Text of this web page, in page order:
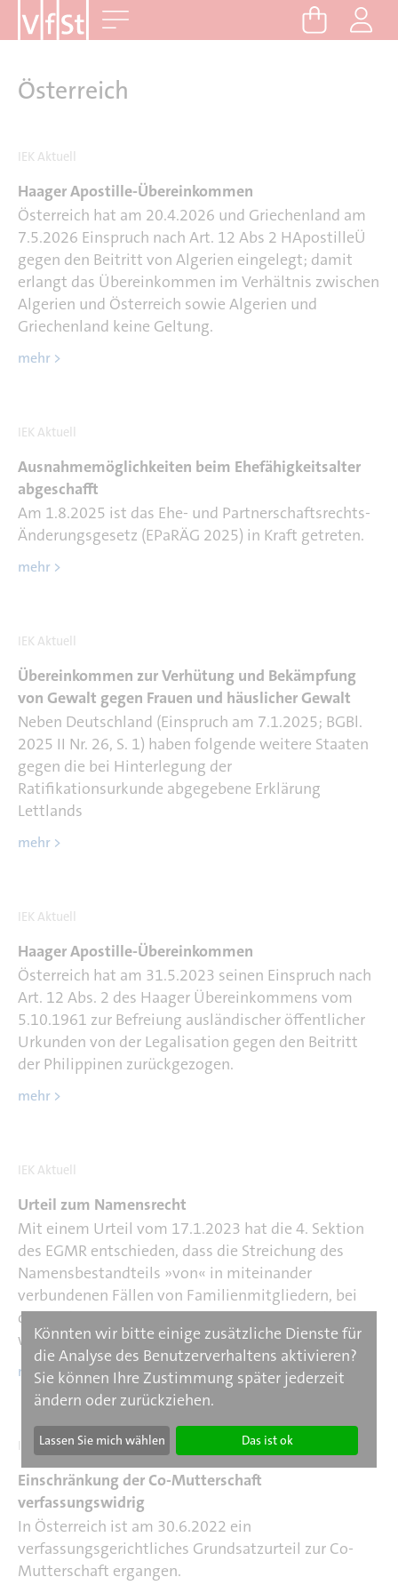
Österreich
IEK Aktuell
Haager Apostille-Übereinkommen
Österreich hat am 20.4.2026 und Griechenland am
7.5.2026 Einspruch nach Art. 12 Abs 2 HApostilleÜ
gegen den Beitritt von Algerien eingelegt; damit
erlangt das Übereinkommen im Verhältnis zwischen
Algerien und Österreich sowie Algerien und
Griechenland keine Geltung.
mehr >
IEK Aktuell
Ausnahmemöglichkeiten beim Ehefähigkeitsalter
abgeschafft
Am 1.8.2025 ist das Ehe- und Partnerschaftsrechts-
Änderungsgesetz (EPaRÄG 2025) in Kraft getreten.
mehr >
IEK Aktuell
Übereinkommen zur Verhütung und Bekämpfung
von Gewalt gegen Frauen und häuslicher Gewalt
Neben Deutschland (Einspruch am 7.1.2025; BGBl.
2025 II Nr. 26, S. 1) haben folgende weitere Staaten
gegen die bei Hinterlegung der
Ratifikationsurkunde abgegebene Erklärung
Lettlands
mehr >
IEK Aktuell
Haager Apostille-Übereinkommen
Österreich hat am 31.5.2023 seinen Einspruch nach
Art. 12 Abs. 2 des Haager Übereinkommens vom
5.10.1961 zur Befreiung ausländischer öffentlicher
Urkunden von der Legalisation gegen den Beitritt
der Philippinen zurückgezogen.
mehr >
IEK Aktuell
Urteil zum Namensrecht
Mit einem Urteil vom 17.1.2023 hat die 4. Sektion
des EGMR entschieden, dass die Streichung des
Namensbestandteils »von« in miteinander
verbundenen Fällen von Familienmitgliedern, bei
denen dieser sehr lange Zeit nicht beanstandet
worden war, gegen Art. 8 EMRK verstößt.
mehr >
IEK Aktuell
Einschränkung der Co-Mutterschaft
verfassungswidrig
In Österreich ist am 30.6.2022 ein
verfassungsgerichtliches Grundsatzurteil zur Co-
Mutterschaft ergangen.
Könnten wir bitte einige zusätzliche Dienste für
die Analyse des Benutzerverhaltens aktivieren?
Sie können Ihre Zustimmung später jederzeit
ändern oder zurückziehen.
Lassen Sie mich wählen Das ist ok